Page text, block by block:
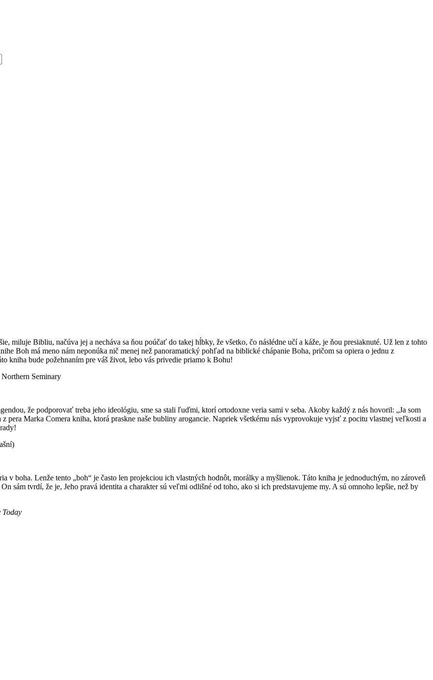
miluje Bibliu, načúva jej a necháva sa ňou poúčať do takej hĺbky, že všetko, čo náslédne učí a káže, je ňou presiaknuté. Už len z tohto
Boh má meno nám neponúka nič menej než panoramatický pohľad na biblické chápanie Boha, pričom sa opiera o jednu z
kniha bude požehnaním pre váš život, lebo vás privedie priamo k Bohu!
Seminary
že podporovať treba jeho ideológiu, sme sa stali ľuďmi, ktorí ortodoxne veria sami v seba. Akoby každý z nás hovoril: „Ja som
pera Marka Comera kniha, ktorá praskne naše bubliny arogancie. Napriek všetkému nás vyprovokuje vyjsť z pocitu vlastnej veľkosti a
v boha. Lenže tento „boh“ je často len projekciou ich vlastných hodnôt, morálky a myšlienok. Táto kniha je jednoduchým, no zároveň
sám tvrdí, že je, Jeho pravá identita a charakter sú veľmi odlišné od toho, ako si ich predstavujeme my. A sú omnoho lepšie, než by
Today